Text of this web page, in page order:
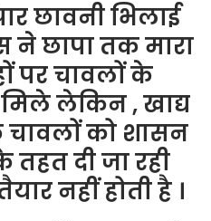
छावनी भिलाई
ने छापा तक मारा
पर चावलों के
लेकिन , खाद्य
चावलों को शासन
दी जा रही
नहीं होती है ।